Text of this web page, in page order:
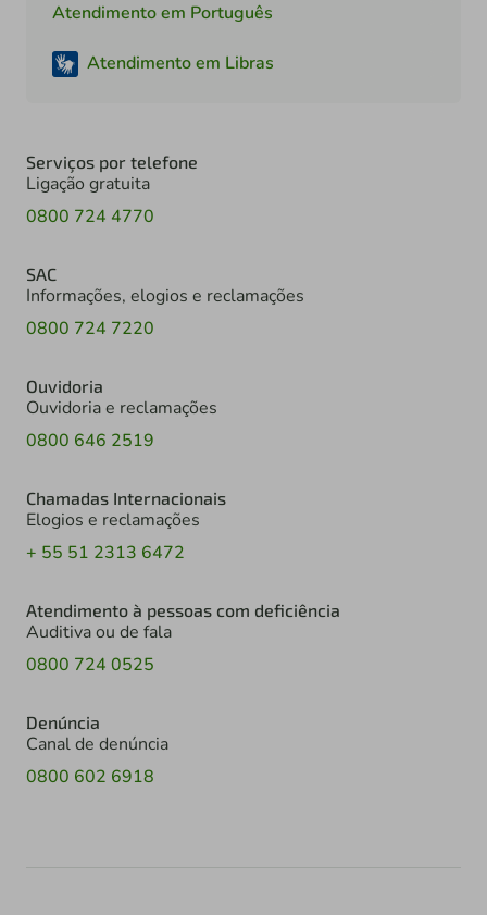
Atendimento em Português
Atendimento em Libras
Serviços por telefone
Ligação gratuita
0800 724 4770
SAC
Informações, elogios e reclamações
0800 724 7220
Ouvidoria
Ouvidoria e reclamações
0800 646 2519
Chamadas Internacionais
Elogios e reclamações
+ 55 51 2313 6472
Atendimento à pessoas com deficiência
Auditiva ou de fala
0800 724 0525
Denúncia
Canal de denúncia
0800 602 6918